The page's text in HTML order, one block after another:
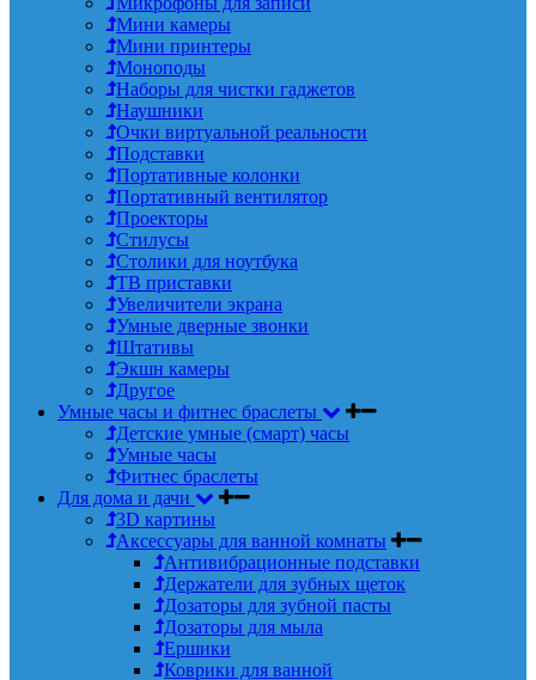
Мини камеры
Мини принтеры
Моноподы
Наборы для чистки гаджетов
Наушники
Очки виртуальной реальности
Подставки
Портативные колонки
Портативный вентилятор
Проекторы
Стилусы
Столики для ноутбука
ТВ приставки
Увеличители экрана
Умные дверные звонки
Штативы
Экшн камеры
Другое
Умные часы и фитнес браслеты
Детские умные (смарт) часы
Умные часы
Фитнес браслеты
Для дома и дачи
3D картины
Аксессуары для ванной комнаты
Антивибрационные подставки
Держатели для зубных щеток
Дозаторы для зубной пасты
Дозаторы для мыла
Ершики
Коврики для ванной